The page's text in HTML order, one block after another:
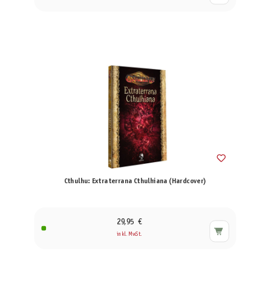
Cthulhu: Extraterrana Cthulhiana (Hardcover)
29,95 €
inkl. MwSt.